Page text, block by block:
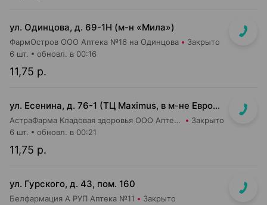
ул. Одинцова, д. 69-1Н (м-н «Мила»)
ФармОстров ООО Аптека №16 на Одинцова Закрыто
11,75 р.
6 шт. обновл. в 00:16
ул. Есенина, д. 76-1 (ТЦ Maximus, в м-не Евроопт Super)
АстраФарма Кладовая здоровья ООО Аптека №9 Закрыто
11,75 р.
6 шт. обновл. в 00:21
ул. Гурского, д. 43, пом. 160
Белфармация А РУП Аптека №11 Закрыто